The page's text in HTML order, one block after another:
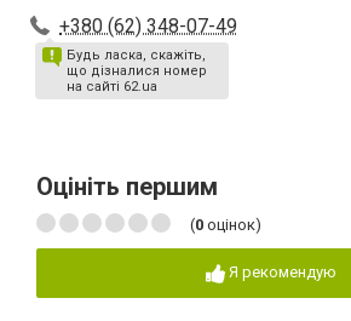
+380 (62) 348-07-49
Будь ласка, скажіть,
що дізналися номер
на сайті 62.ua
Оцініть першим
(0 оцінок)
Я рекомендую